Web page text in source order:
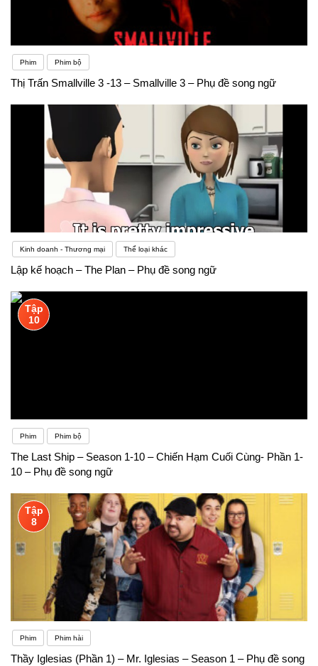
Phim Phim bộ
Thị Trấn Smallville 3 -13 – Smallville 3 – Phụ đề song ngữ
Kinh doanh - Thương mại Thể loại khác
Lập kế hoạch – The Plan – Phụ đề song ngữ
Tập
10
Phim Phim bộ
The Last Ship – Season 1-10 – Chiến Hạm Cuối Cùng- Phần 1-
10 – Phụ đề song ngữ
Tập
8
Phim Phim hài
Thầy Iglesias (Phần 1) – Mr. Iglesias – Season 1 – Phụ đề song